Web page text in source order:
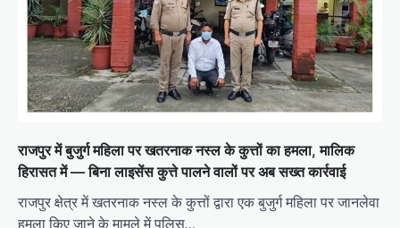
राजपुर में बुजुर्ग महिला पर खतरनाक नस्ल के कुत्तों का हमला, मालिक
हिरासत में — बिना लाइसेंस कुत्ते पालने वालों पर अब सख्त कार्रवाई
राजपुर क्षेत्र में खतरनाक नस्ल के कुत्तों द्वारा एक बुजुर्ग महिला पर जानलेवा